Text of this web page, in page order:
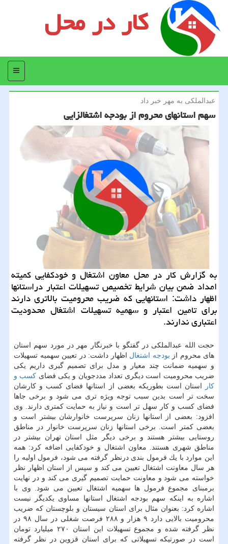
کار در محل
منو
عبدالملكی به مهر خبر داد
سهم استانهای محروم از بودجه اشتغالزایی
به گزارش كار در محل معاون اشتغال و خودكفایی كمیته
امداد ضمن بیان شرایط تخصیص تسهیلات اعتبار دراستانها
اظهار داشت: استانهایی كه ضریب محرومیت بالاتری دارند
برای تامین اعتبار و سهمیه تسهیلات اشتغال محدودیت
اعتباری ندارند.
حجت الله عبدالملكی در گفتگو با خبرنگار مهر در مورد سهم استان
های محروم از بودجه اشتغال اظهار داشت: در تعیین سهمیه تسهیلات
و سهمیه ضمانت چند معیار و مدل برای تصمیم گیری داریم یكی
ضریب محرومیت است دیگری تعداد مددجویان و یكی فضای كسب و
كار
استان است بطوریكه بعضی از استانها فضای كسب و كارشان
سخت تر است بدین سبب توجه ویژه تری می شود و برخی جاها
فضای كسب و كار سهل تر است و نیاز به حمایت كمتری دارند. وی
افزود: بعضی از استانها زنان سرپرست خانوارشان بیشتر است و
بعضی كمتر است. برخی استانها زنان سرپرست خانوار در مناطق
روستایی بیشتر هستند و برخی دیگر مثل استان تهران بیشتر در
مناطق شهری هستند. معاون اشتغال و خودكفایی اضافه كرد: همه
این موارد با یك فرمول بندی درنظر گرفته می شود، فرمول اولیه را
هر سال معاونت اشتغال تعیین می كند و سپس از استان اظهار نظر
خواسته می شود و معاونت حمایت تصمیم گیری می كند و در نهایت
برمبنای مجموع فرمول ها سهمیه اشتغال تعیین می شود. وی با
اشاره به اینكه سهم بودجه اشتغال استانها مساوی یكدیگر نیست
اشاره كرد: بعنوان مثال برای استان سیستان و بلوچستان كه ضریب
محرومیت بالایی دارد ۹ هزار و ۲۸۸ فرصت شغلی در سال ۹۸ در
نظر گرفته شده و مجموع تسهیلات این استان ۲۷۰ میلیارد تومان
است در صورتیكه تسهیلاتی كه برای استان قزوین در نظر گرفته